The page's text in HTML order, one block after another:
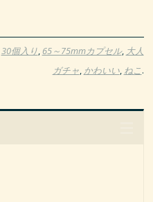
30個入り, 65～75mmカプセル, 大人
ガチャ, かわいい, ねこ.